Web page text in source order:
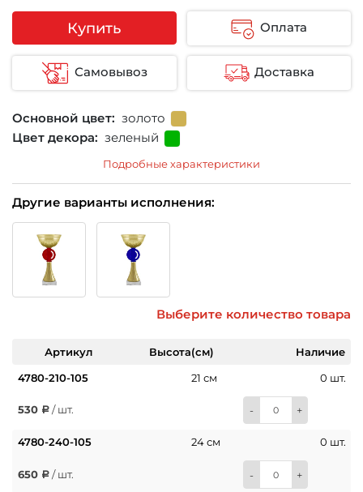
Купить Оплата
Самовывоз Доставка
Основной цвет: золото
Цвет декора: зеленый
Подробные характеристики
Другие варианты исполнения:
Выберите количество товара
Артикул Высота(см)
Наличие
4780-210-105
21 см 0 шт.
530 / шт. - +
4780-240-105 24 см 0 шт.
650 / шт. - +